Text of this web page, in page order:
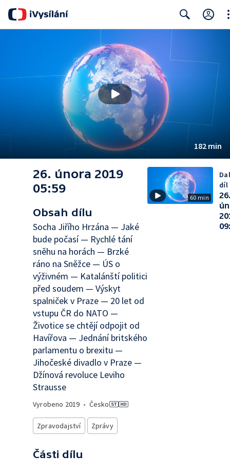
182 min
26. února 2019
05:59
Obsah dílu
Socha Jiřího Hrzána — Jaké
bude počasí — Rychlé tání
sněhu na horách — Brzké
ráno na Sněžce — ÚS o
výživném — Katalánští politici
před soudem — Výskyt
spalniček v Praze — 20 let od
vstupu ČR do NATO —
Životice se chtějí odpojit od
Havířova — Jednání britského
parlamentu o brexitu —
Jihočeské divadlo v Praze —
Džínová revoluce Leviho
Strausse
Vyrobeno 2019 • Česko
Zpravodajství Zprávy
Části dílu
60 min
díl